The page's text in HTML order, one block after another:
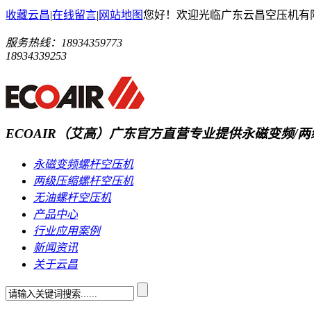
收藏云昌|在线留言| 网站地图您好！欢迎光临广东云昌空压机有
服务热线： 18934359773
18934339253
ECOAIR（艾高）广东官方直营专业提供永磁变频/
永磁变频螺杆空压机
两级压缩螺杆空压机
无油螺杆空压机
产品中心
行业应用案例
新闻资讯
关于云昌